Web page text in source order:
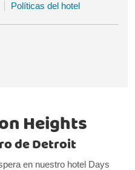
Políticas del hotel
Heights
de Detroit
en nuestro hotel Days